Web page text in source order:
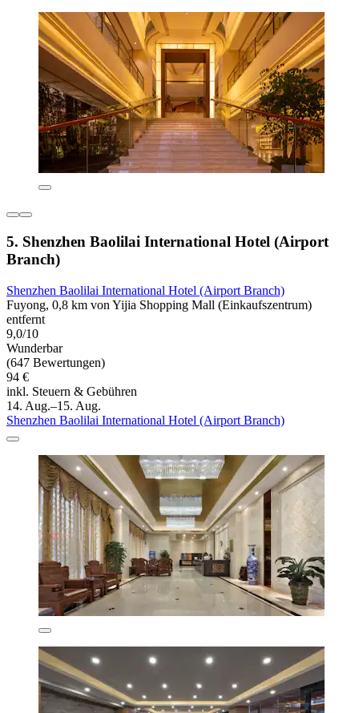
5. Shenzhen Baolilai International Hotel (Airport
Branch)
Shenzhen Baolilai International Hotel (Airport Branch)
Fuyong, 0,8 km von Yijia Shopping Mall (Einkaufszentrum)
entfernt
9,0/10
Wunderbar
(647 Bewertungen)
94 €
inkl. Steuern & Gebühren
14. Aug.–15. Aug.
Shenzhen Baolilai International Hotel (Airport Branch)